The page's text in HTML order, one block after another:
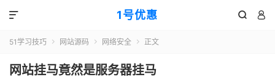
1号优惠  

51学习技巧  网站源码  网络安全  正文
网站挂马竟然是服务器挂马